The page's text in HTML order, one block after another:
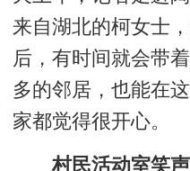
来自湖北的柯女士
后，有时间就会带
多的邻居，也能在
家都觉得很开心。
村民活动室笑声